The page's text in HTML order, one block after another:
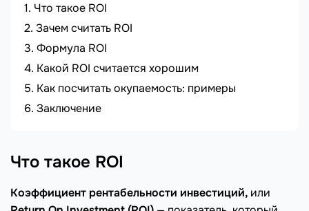
Что такое ROI
Зачем считать ROI
Формула ROI
Какой ROI считается хорошим
Как посчитать окупаемость: примеры
Заключение
Что такое ROI
Коэффициент рентабельности инвестиций, или